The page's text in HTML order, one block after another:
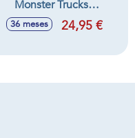
Monster Trucks
Mordedura De
Serpiente 31x36x9
36 meses 24,95 €